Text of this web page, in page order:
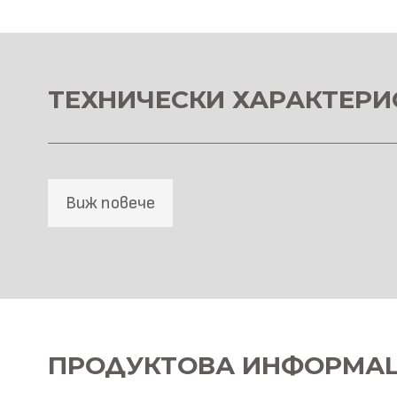
Клас на горимост
Предимства водоустойчив &
Метод на
Фрезовано снаждане /
ТЕХНИЧЕСКИ
Виж повече
напречно сечение
WPC+PETG
ПРОДУКТОВА